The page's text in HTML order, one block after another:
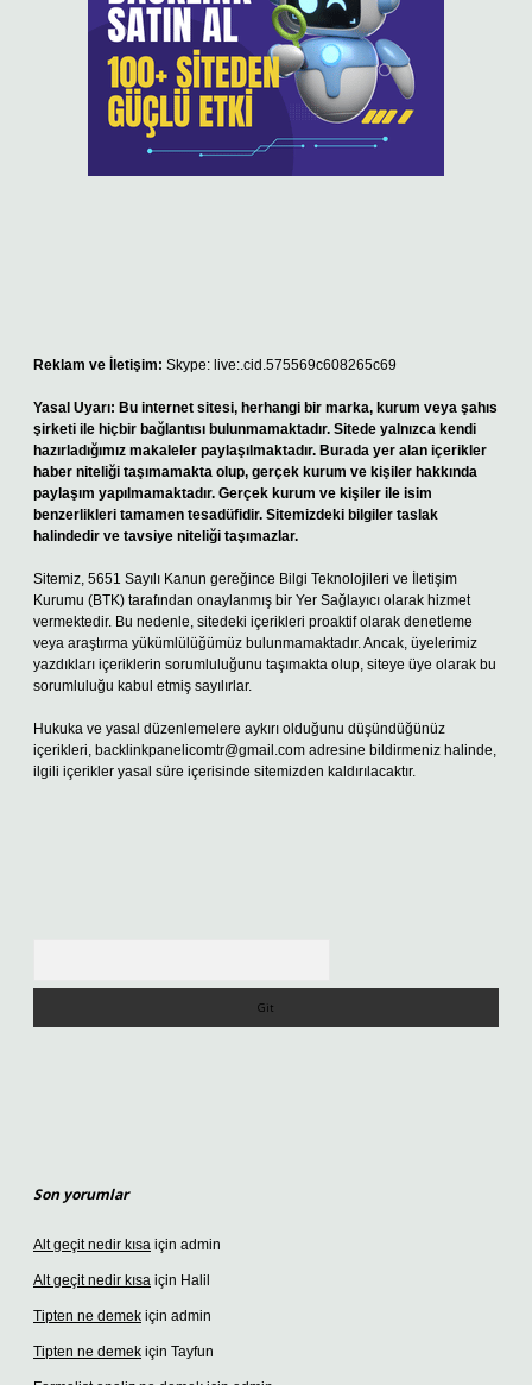
Reklam ve İletişim: Skype: live:.cid.575569c608265c69
Yasal Uyarı: Bu internet sitesi, herhangi bir marka, kurum veya şahıs
şirketi ile hiçbir bağlantısı bulunmamaktadır. Sitede yalnızca kendi
hazırladığımız makaleler paylaşılmaktadır. Burada yer alan içerikler
haber niteliği taşımamakta olup, gerçek kurum ve kişiler hakkında
paylaşım yapılmamaktadır. Gerçek kurum ve kişiler ile isim
benzerlikleri tamamen tesadüfidir. Sitemizdeki bilgiler taslak
halindedir ve tavsiye niteliği taşımazlar.
Sitemiz, 5651 Sayılı Kanun gereğince Bilgi Teknolojileri ve İletişim
Kurumu (BTK) tarafından onaylanmış bir Yer Sağlayıcı olarak hizmet
vermektedir. Bu nedenle, sitedeki içerikleri proaktif olarak denetleme
veya araştırma yükümlülüğümüz bulunmamaktadır. Ancak, üyelerimiz
yazdıkları içeriklerin sorumluluğunu taşımakta olup, siteye üye olarak bu
sorumluluğu kabul etmiş sayılırlar.
Hukuka ve yasal düzenlemelere aykırı olduğunu düşündüğünüz
içerikleri, backlinkpanelicomtr@gmail.com adresine bildirmeniz halinde,
ilgili içerikler yasal süre içerisinde sitemizden kaldırılacaktır.
Son yorumlar
Alt geçit nedir kısa için admin
Alt geçit nedir kısa için Halil
Tipten ne demek için admin
Tipten ne demek için Tayfun